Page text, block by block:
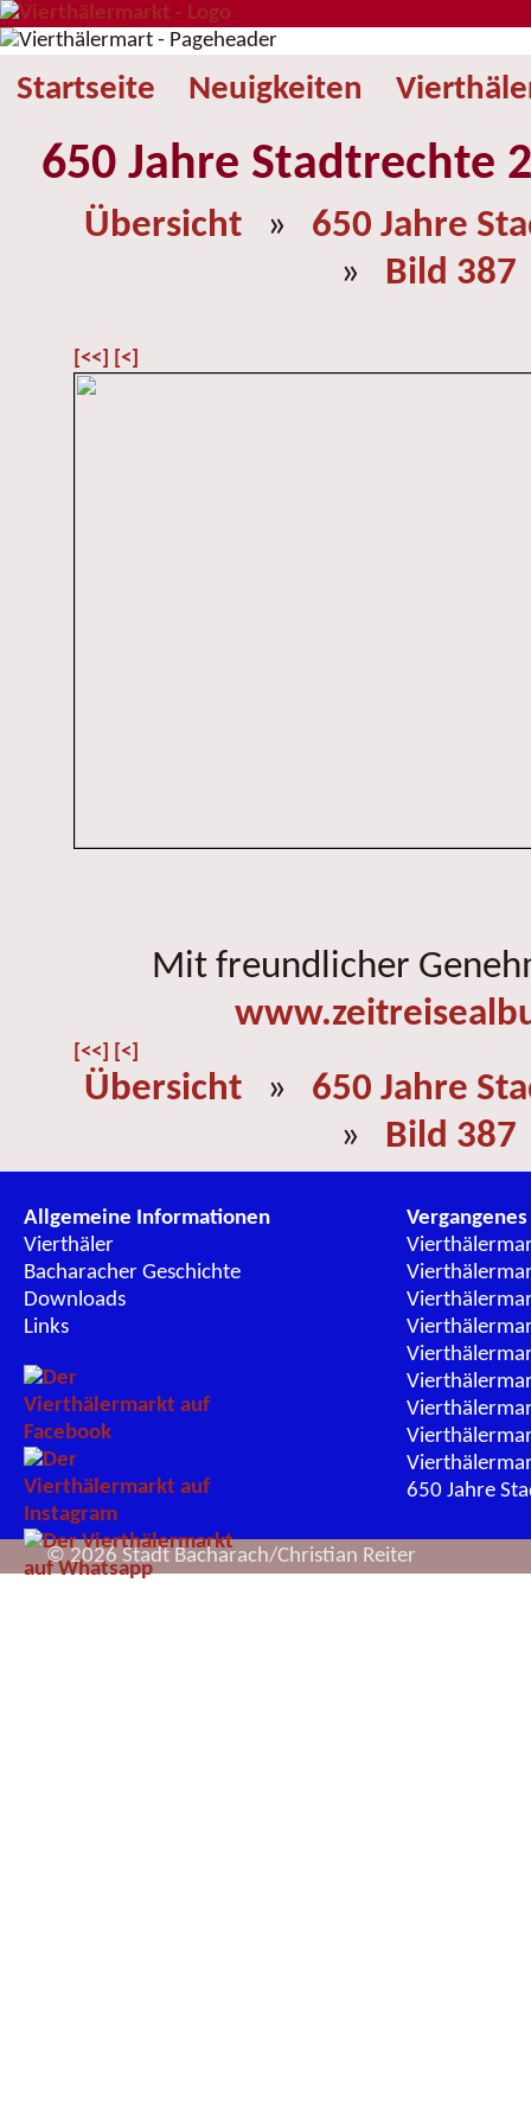
Startseite Neuigkeiten
650 Jahre Stadtrechte
Übersicht » 650 Jahre
» Bild 387
[<<] [<]
Mit freundlicher
[<<] [<]
Übersicht » 650 Jahre
» Bild 387
Allgemeine Informationen
Vierthäler
Bacharacher Geschichte
Downloads
Links
Vergangenes
650 Jahre
© 2026 Stadt Bacharach/Christian Reiter